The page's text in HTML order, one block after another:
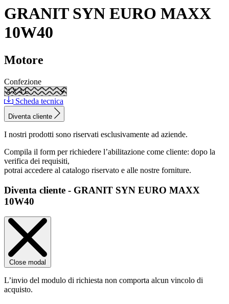
GRANIT SYN EURO MAXX
10W40
Motore
Confezione
Scheda tecnica
Diventa cliente
I nostri prodotti sono riservati esclusivamente ad aziende.
Compila il form per richiedere l’abilitazione come cliente: dopo la
verifica dei requisiti,
potrai accedere al catalogo riservato e alle nostre forniture.
Diventa cliente - GRANIT SYN EURO MAXX
10W40
Close modal
L’invio del modulo di richiesta non comporta alcun vincolo di
acquisto.